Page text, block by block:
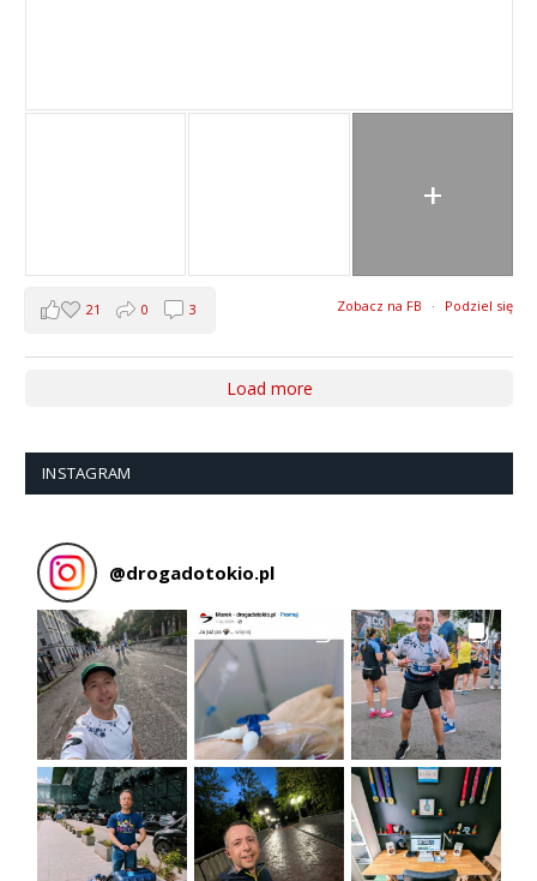
+
Zobacz na FB · Podziel się
21 0 3
Load more
INSTAGRAM
@drogadotokio.pl